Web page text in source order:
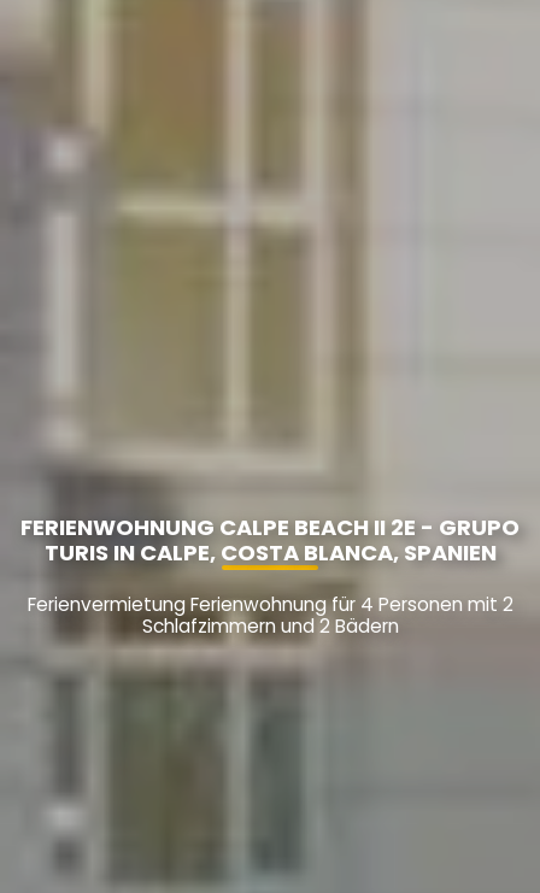
FERIENWOHNUNG CALPE BEACH II 2E - GRUPO
TURIS IN CALPE, COSTA BLANCA, SPANIEN
Ferienvermietung Ferienwohnung für 4 Personen mit 2
Schlafzimmern und 2 Bädern